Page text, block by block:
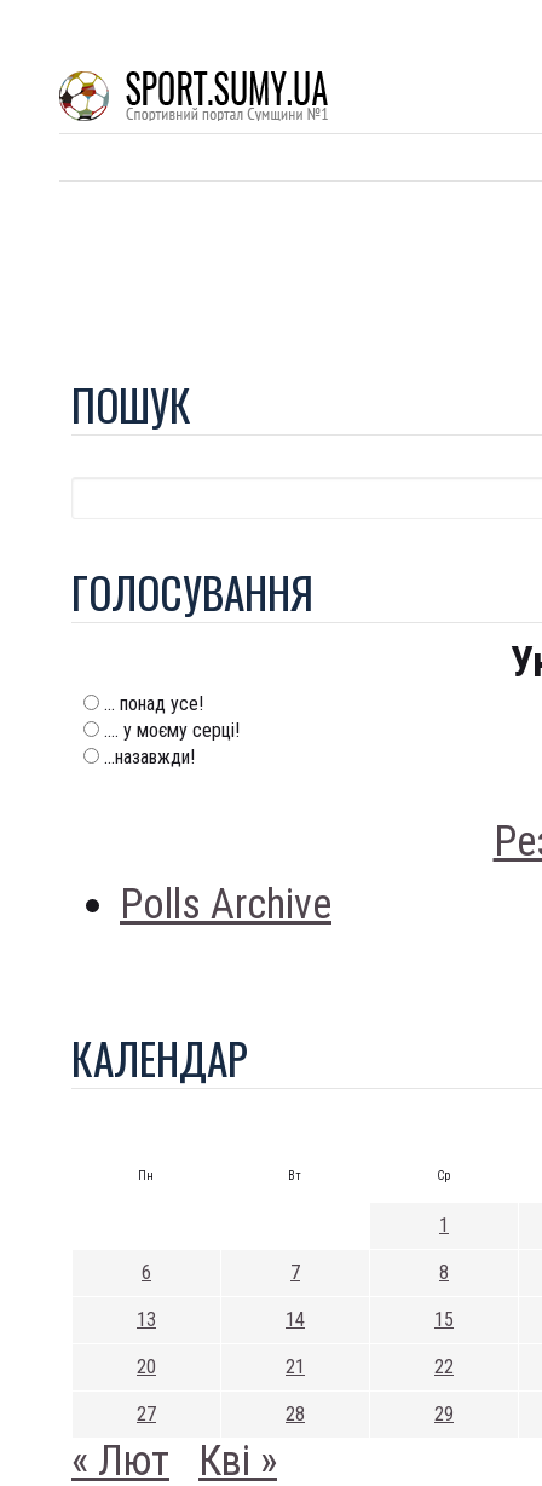
ПОШУК
ГОЛОСУВАННЯ
... понад усе!
.... у моєму серці!
...назавжди!
Polls Archive
КАЛЕНДАР
Пн Вт Ср
1
6 7 8
13 14 15
20 21 22
27 28 29
« Лют Кві »